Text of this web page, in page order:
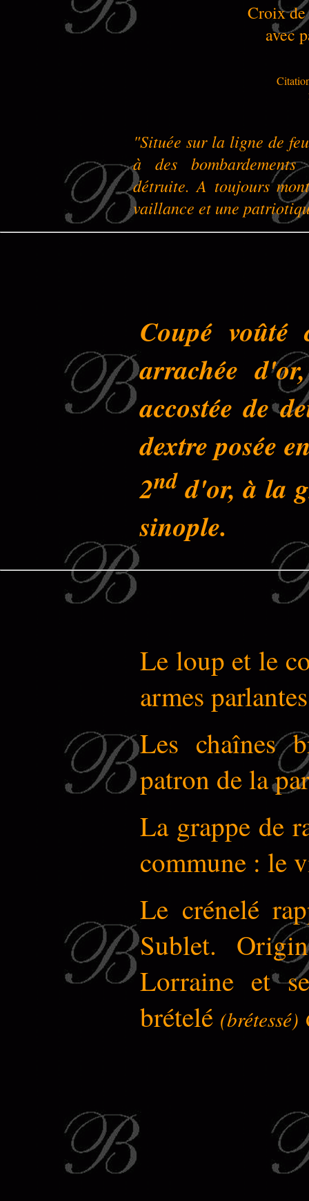
Croix
avec
"Située sur la ligne de
à des
détruite. A toujours
vaillance et une
Coupé
arrachée
accostée de
dextre posée
2nd d'or, à la
sinople.
Le loup et le
armes
Les chaînes
patron de la
La grappe de
commune : le
Le crénelé
Sublet.
Lorraine et
brételé (brétessé)